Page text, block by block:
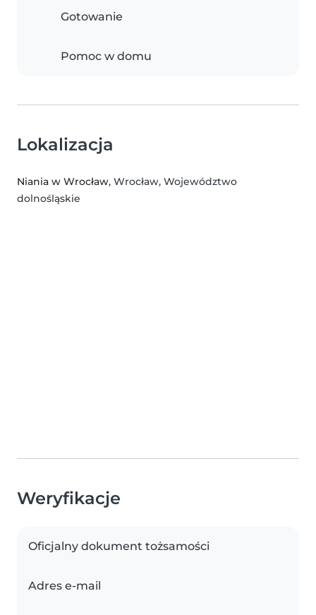
Gotowanie
Pomoc w domu
Lokalizacja
Niania w Wrocław, Wrocław, Województwo
dolnośląskie
Weryfikacje
Oficjalny dokument tożsamości
Adres e-mail